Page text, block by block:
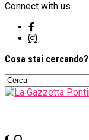
Connect with us
Cosa stai cercando?